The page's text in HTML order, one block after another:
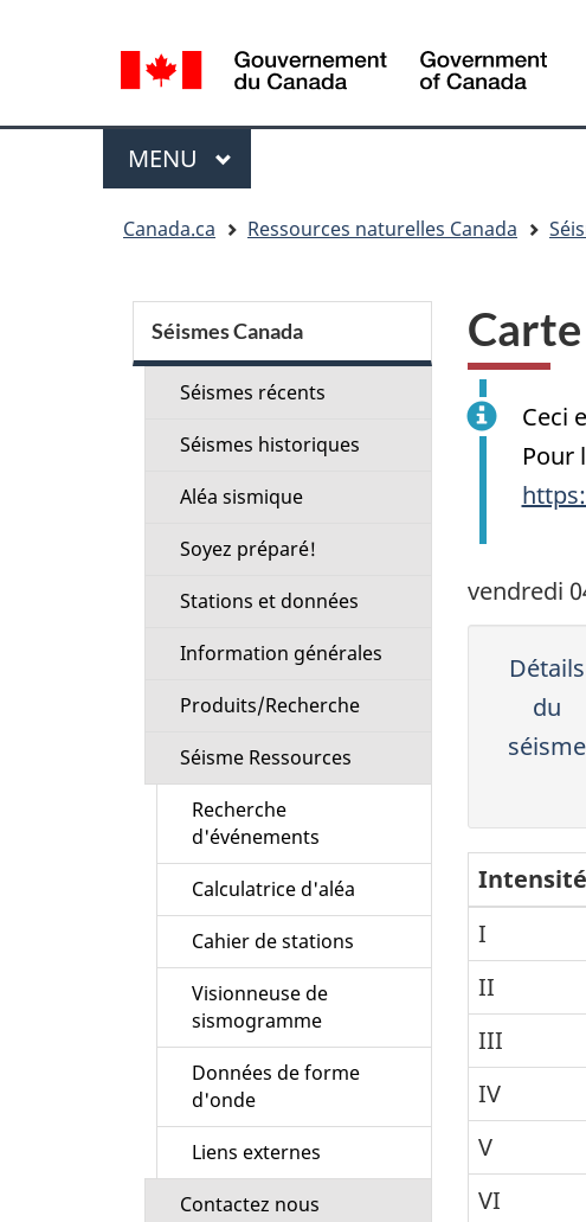
de
la
langue
Menu
MENU PRINCIPAL
Canada.ca Ressources naturelles Canada
Ceci
Pour
vendredi
Détails
du
séisme
Intensité
I
II
III
IV
V
VI
Menu
de
la
section
Séismes Canada
Séismes récents
Séismes historiques
Aléa sismique
Soyez préparé!
Stations et données
Information générales
Produits/Recherche
Séisme Ressources
Recherche
d'événements
Calculatrice d'aléa
Cahier de stations
Visionneuse de
sismogramme
Données de forme
d'onde
Liens externes
Contactez nous